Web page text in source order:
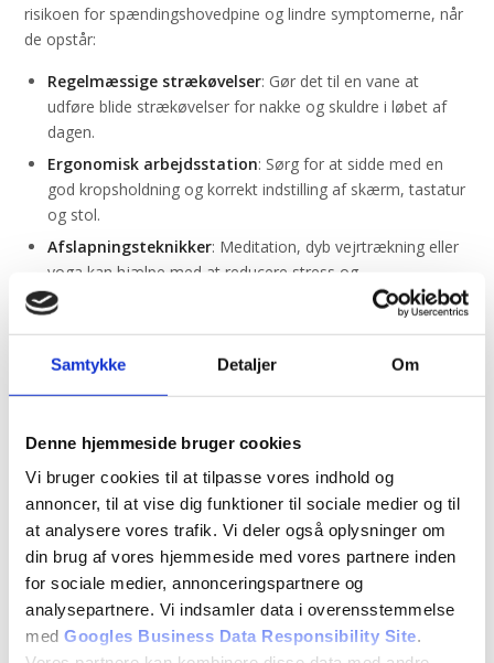
Samtykke Detaljer Om
Denne hjemmeside bruger cookies
Vi bruger cookies til at tilpasse vores indhold og
annoncer, til at vise dig funktioner til sociale medier og til
at analysere vores trafik. Vi deler også oplysninger om
din brug af vores hjemmeside med vores partnere inden
for sociale medier, annonceringspartnere og
analysepartnere. Vi indsamler data i overensstemmelse
med Googles Business Data Responsibility Site.
risikoen for spændingshovedpine og lindre symptomerne, når
de opstår:
Regelmæssige strækøvelser: Gør det til en vane at
udføre blide strækøvelser for nakke og skuldre i løbet af
dagen.
Ergonomisk arbejdsstation: Sørg for at sidde med en
god kropsholdning og korrekt indstilling af skærm, tastatur
og stol.
Afslapningsteknikker: Meditation, dyb vejrtrækning eller
yoga kan hjælpe med at reducere stress og
muskelspændinger.
hydreret og reducere risikoen for hovedpine.
trivsel.
Behandling af
spændingshovedpine
HosKildeskovshallens Fysioterapisætter vi altid dig og dine
behov i fokus. Vores fysioterapeuter arbejder tæt sammen
med dig for at finde den underliggende årsag til dine